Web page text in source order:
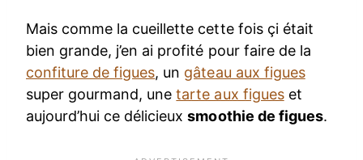
Mais comme la cueillette cette fois çi était
bien grande, j’en ai profité pour faire de la
confiture de figues, un gâteau aux figues
super gourmand, unetarte aux figueset
aujourd’hui ce délicieuxsmoothie de figues.